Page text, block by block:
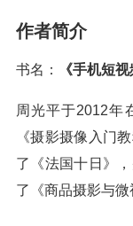
作者简介
书名： 《手机短
周光平于2012年
《摄影摄像入门
了《法国十日》
了《商品摄影与微